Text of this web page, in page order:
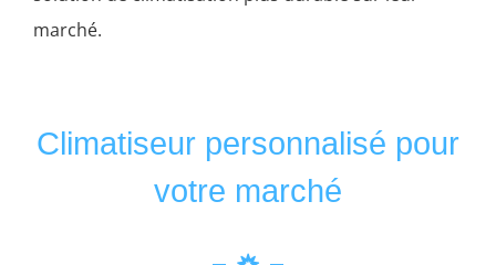
marché.
Climatiseur personnalisé pour
votre marché